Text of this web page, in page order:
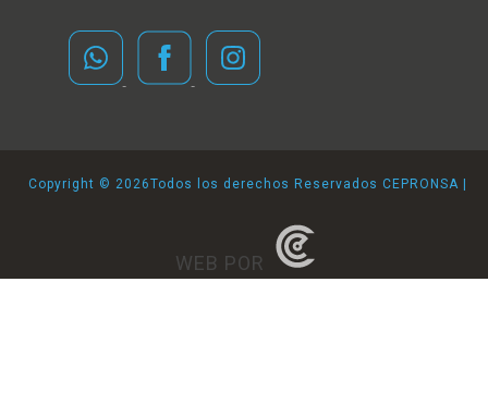
Copyright © 2026Todos los derechos Reservados CEPRONSA |
WEB POR